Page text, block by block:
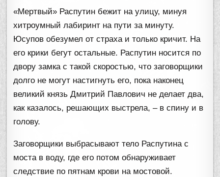
«Мертвый» Распутин бежит на улицу, минуя
хитроумный лабиринт на пути за минуту.
Юсупов обезумел от страха и только кричит. На
его крики бегут остальные. Распутин носится по
двору замка с такой скоростью, что заговорщики
долго не могут настигнуть его, пока наконец
великий князь Дмитрий Павлович не делает два,
как казалось, решающих выстрела, – в спину и в
голову.
Заговорщики выбрасывают тело Распутина с
моста в воду, где его потом обнаруживает
следствие по пятнам крови на мостовой.